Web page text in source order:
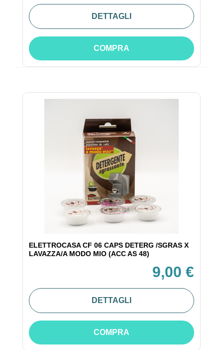
DETTAGLI
COMPRA
ELETTROCASA CF 06 CAPS DETERG /SGRAS X
LAVAZZA/A MODO MIO (ACC AS 48)
9,00 €
DETTAGLI
COMPRA